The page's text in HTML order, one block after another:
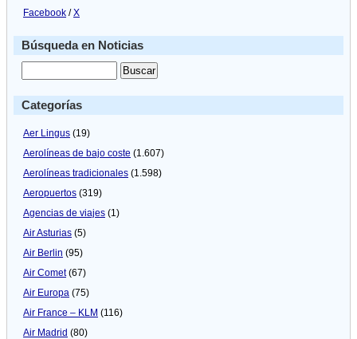
Facebook /X
Búsqueda en Noticias
Categorías
Aer Lingus (19)
Aerolíneas de bajo coste (1.607)
Aerolíneas tradicionales (1.598)
Aeropuertos (319)
Agencias de viajes (1)
Air Asturias (5)
Air Berlin (95)
Air Comet(67)
Air Europa (75)
Air France – KLM (116)
Air Madrid (80)